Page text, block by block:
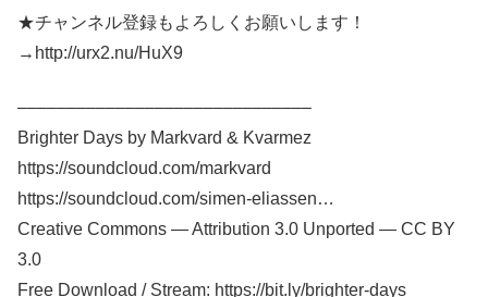
★チャンネル登録もよろしくお願いします！
→http://urx2.nu/HuX9
––––––––––––––––––––––––––––––
Brighter Days by Markvard & Kvarmez
https://soundcloud.com/markvard​
https://soundcloud.com/simen-eliassen…​
Creative Commons — Attribution 3.0 Unported — CC BY
3.0
Free Download / Stream: https://bit.ly/brighter-days​